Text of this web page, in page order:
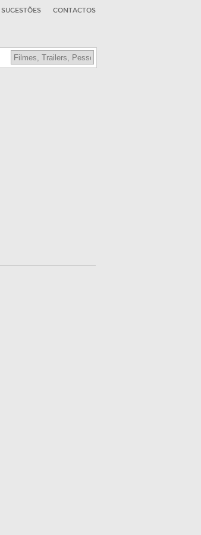
SUGESTÕES CONTACTOS